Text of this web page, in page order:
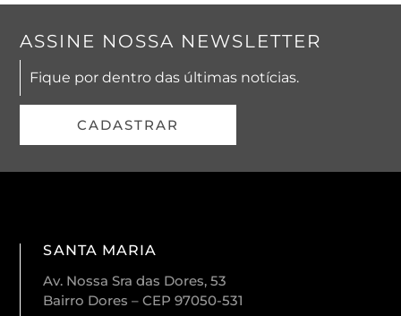
ASSINE NOSSA NEWSLETTER
Fique por dentro das últimas notícias.
CADASTRAR
SANTA MARIA
Av. Nossa Sra das Dores, 53
Bairro Dores – CEP 97050-531